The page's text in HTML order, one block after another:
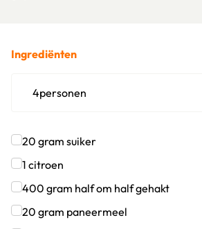
Ingrediënten
4personen
20 gram suiker
Klik om dit selectievakje aan te vinken
1 citroen
Klik om dit selectievakje aan te vinken
400 gram half om half gehakt
Klik om dit selectievakje aan te vinken
20 gram paneermeel